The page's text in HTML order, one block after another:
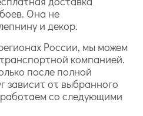
Она не
и декор.
России, мы можем
компанией.
после полной
зависит от выбранного
со следующими